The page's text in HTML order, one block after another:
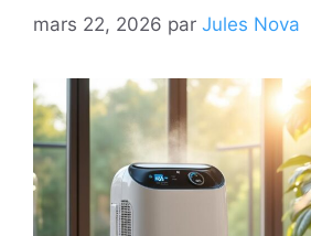
mars 22, 2026 par Jules Nova